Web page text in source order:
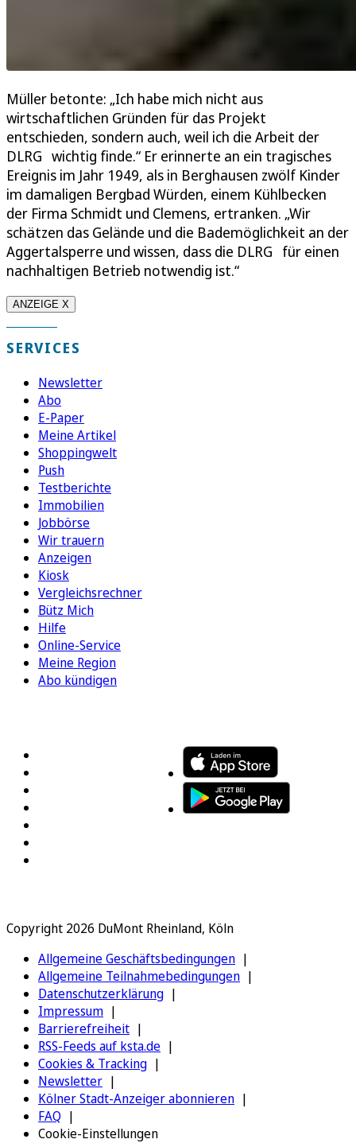
Müller betonte: „Ich habe mich nicht aus
wirtschaftlichen Gründen für das Projekt
entschieden, sondern auch, weil ich die Arbeit der
DLRG wichtig finde.“ Er erinnerte an ein tragisches
Ereignis im Jahr 1949, als in Berghausen zwölf Kinder
im damaligen Bergbad Würden, einem Kühlbecken
der Firma Schmidt und Clemens, ertranken. „Wir
schätzen das Gelände und die Bademöglichkeit an der
Aggertalsperre und wissen, dass die DLRG für einen
nachhaltigen Betrieb notwendig ist.“
ANZEIGE X
SERVICES
Newsletter
Abo
E-Paper
Meine Artikel
Shoppingwelt
Push
Testberichte
Immobilien
Jobbörse
Wir trauern
Anzeigen
Kiosk
Vergleichsrechner
Bütz Mich
Hilfe
Online-Service
Meine Region
Abo kündigen
Copyright 2026 DuMont Rheinland, Köln
Allgemeine Geschäftsbedingungen
Allgemeine Teilnahmebedingungen
Datenschutzerklärung
Impressum
Barrierefreiheit
RSS-Feeds auf ksta.de
Cookies & Tracking
Newsletter
Kölner Stadt-Anzeiger abonnieren
FAQ
Cookie-Einstellungen